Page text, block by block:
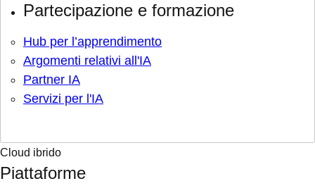
Partecipazione e formazione
Hub per l’apprendimento
Argomenti relativi all'IA
Partner IA
Servizi per l'IA
Cloud ibrido
Piattaforme